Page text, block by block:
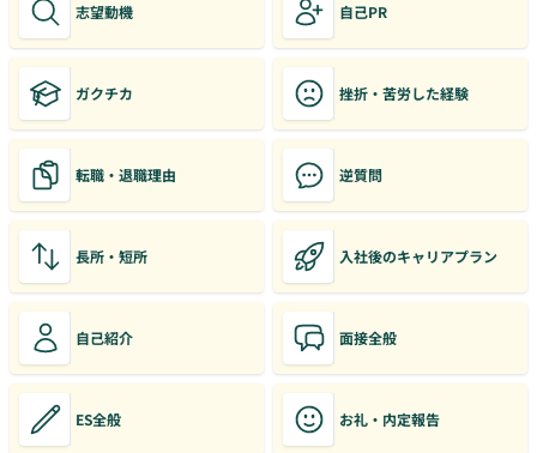
志望動機 自己PR
ガクチカ 挫折・苦労した経験
転職・退職理由 逆質問
長所・短所 入社後のキャリアプラン
自己紹介 面接全般
ES全般 お礼・内定報告